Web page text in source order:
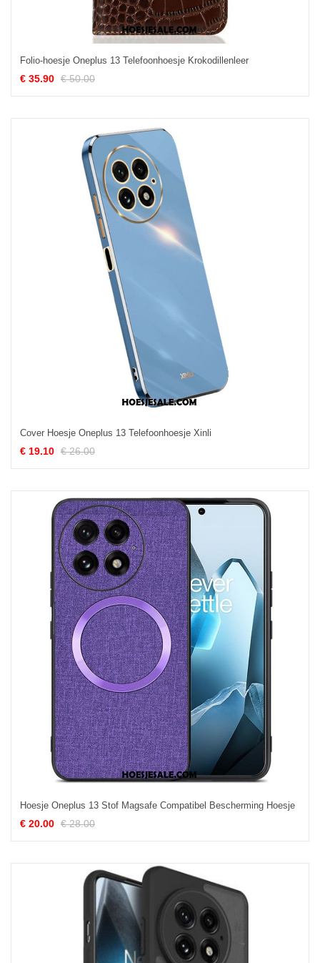
Folio-hoesje Oneplus 13 Telefoonhoesje Krokodillenleer
€ 35.90 € 50.00
Cover Hoesje Oneplus 13 Telefoonhoesje Xinli
€ 19.10 € 26.00
Hoesje Oneplus 13 Stof Magsafe Compatibel Bescherming Hoesje
€ 20.00 € 28.00